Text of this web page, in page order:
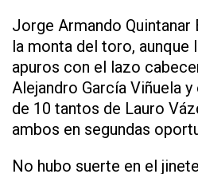
Jorge Armando
la monta del toro, aunque
apuros con el lazo
Alejandro García Viñuela
de 10 tantos de Lauro
ambos en segundas
No hubo suerte en el